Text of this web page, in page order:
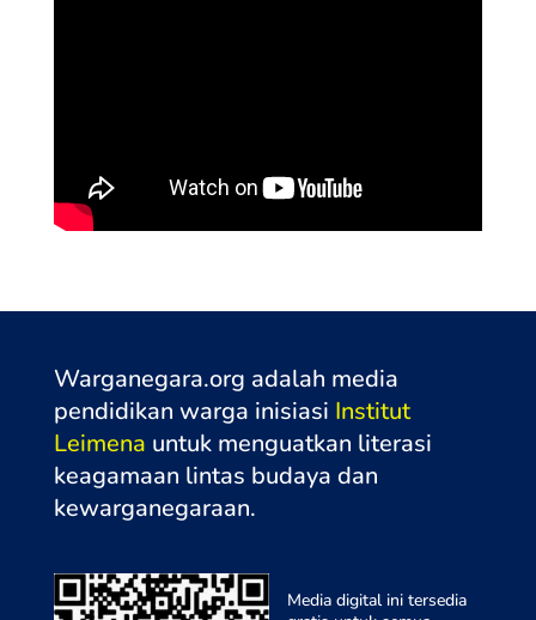
Warganegara.org adalah media
pendidikan warga inisiasi Institut
Leimena untuk menguatkan literasi
keagamaan lintas budaya dan
kewarganegaraan.
Media digital ini tersedia